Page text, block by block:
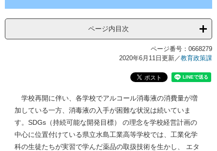
ページ内目次
ページ番号：0668279
2020年6月11日更新／教育政策課
学校再開に伴い、各学校でアルコール消毒液の消費量が増
加している一方、消毒液の入手が困難な状況は続いていま
す。SDGs（持続可能な開発目標） の理念を学校経営計画の
中心に位置付けている県立水島工業高等学校では、工業化学
科の生徒たちが実習で学んだ薬品の取扱技術を生かし、 エタ